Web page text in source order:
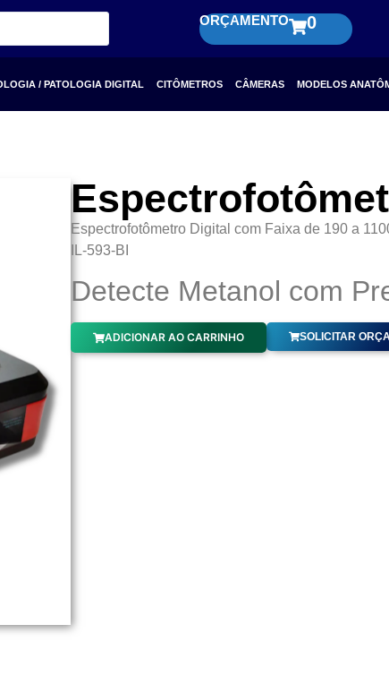
ORÇAMENTO 0
/ PATOLOGIA DIGITAL CITÔMETROS CÂMERAS MODELOS
Espectrofotômetro Digital com Faixa de 190 a
IL-593-BI
Detecte Metanol com
ADICIONAR AO CARRINHO SOLICITAR